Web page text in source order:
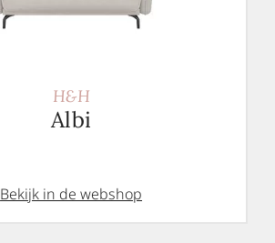
H&H
Albi
Bekijk in de webshop